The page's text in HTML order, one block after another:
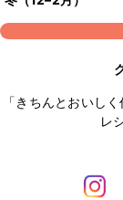
「きちんとおいし
レ